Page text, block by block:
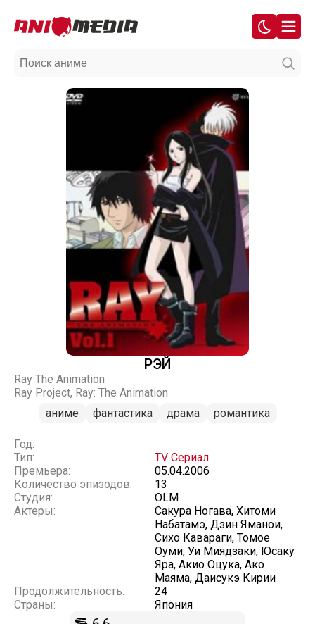
РЭЙ
Ray The Animation
Ray Project, Ray: The Animation
аниме
фантастика драма романтика
Год:
Тип:
TV Сериал
Премьера:
05.04.2006
Количество эпизодов:
13
Студия:
OLM
Актеры:
Сакура Ногава, Хитоми
Набатамэ, Дзин Яманои,
Сихо Кавараги, Томое
Оуми, Уи Миядзаки, Юсаку
Яра, Акио Оцука, Ако
Маяма, Даисукэ Кирии
Продолжительность:
24
Страны:
Япония